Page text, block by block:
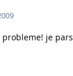
je